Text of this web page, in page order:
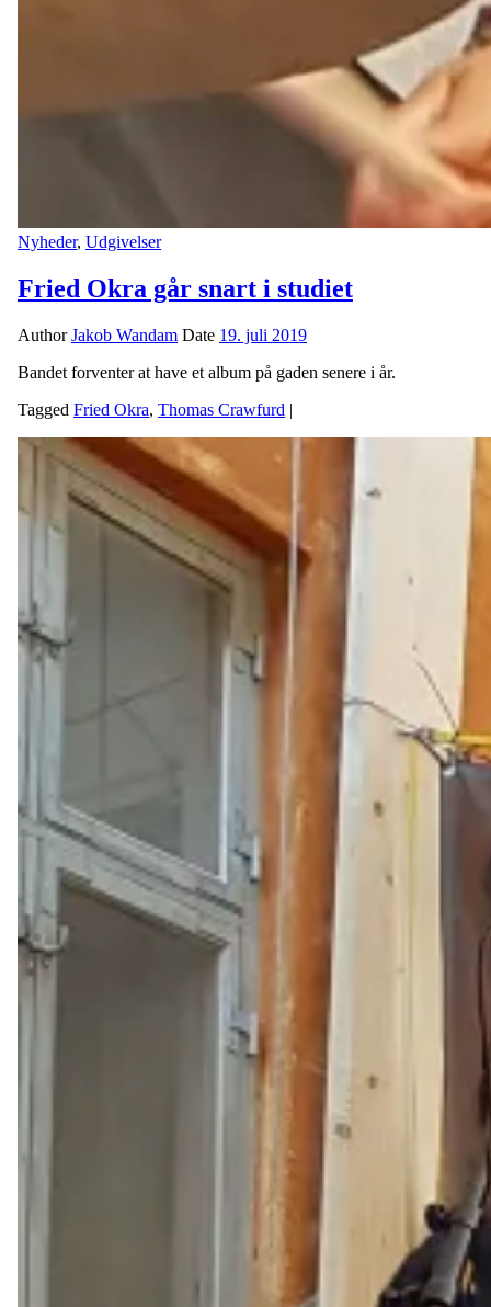
Nyheder, Udgivelser
Fried Okra går snart i studiet
AuthorJakob Wandam Date 19. juli 2019
Bandet forventer at have et album på gaden senere i år.
Tagged Fried Okra, Thomas Crawfurd |